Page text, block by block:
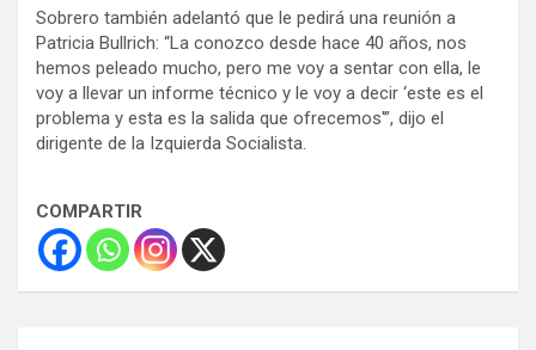
Sobrero también adelantó que le pedirá una reunión a
Patricia Bullrich: “La conozco desde hace 40 años, nos
hemos peleado mucho, pero me voy a sentar con ella, le
voy a llevar un informe técnico y le voy a decir ‘este es el
problema y esta es la salida que ofrecemos'”, dijo el
dirigente de la Izquierda Socialista.
COMPARTIR